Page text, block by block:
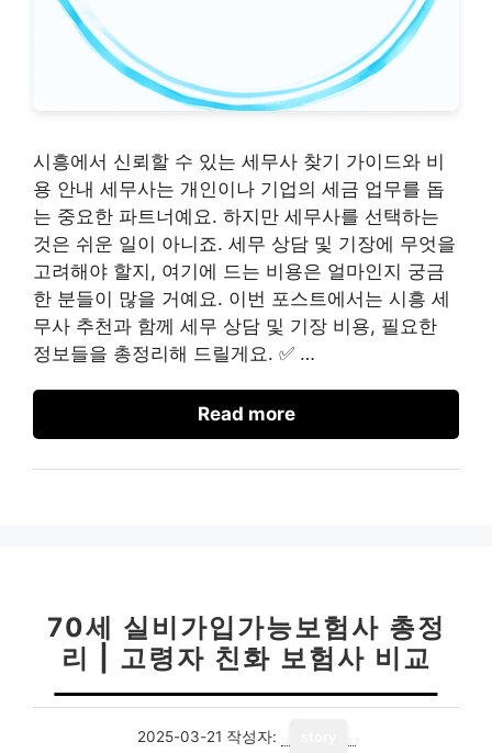
시흥에서 신뢰할 수 있는 세무사 찾기 가이드와 비
용 안내 세무사는 개인이나 기업의 세금 업무를 돕
는 중요한 파트너예요. 하지만 세무사를 선택하는
것은 쉬운 일이 아니죠. 세무 상담 및 기장에 무엇을
고려해야 할지, 여기에 드는 비용은 얼마인지 궁금
한 분들이 많을 거예요. 이번 포스트에서는 시흥 세
무사 추천과 함께 세무 상담 및 기장 비용, 필요한
정보들을 총정리해 드릴게요. ✅ …
Read more
70세 실비가입가능보험사 총정
리 | 고령자 친화 보험사 비교
2025-03-21 작성자: